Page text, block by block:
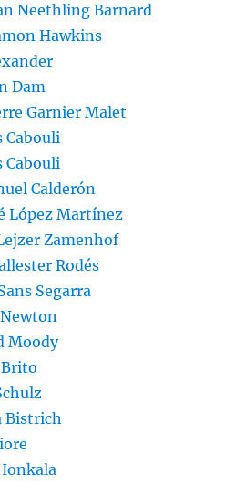
Neethling Barnard
Hawkins
Dam
Garnier Malet
Cabouli
Cabouli
Calderón
López Martínez
Zamenhof
Rodés
Segarra
Moody
Bistrich